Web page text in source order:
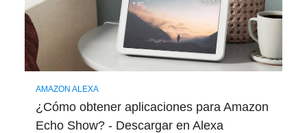
AMAZON ALEXA
¿Cómo obtener aplicaciones para Amazon
Echo Show? - Descargar en Alexa